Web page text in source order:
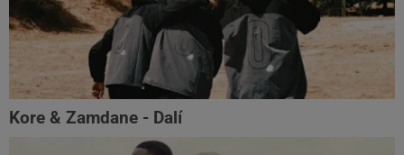
Kore & Zamdane - Dalí